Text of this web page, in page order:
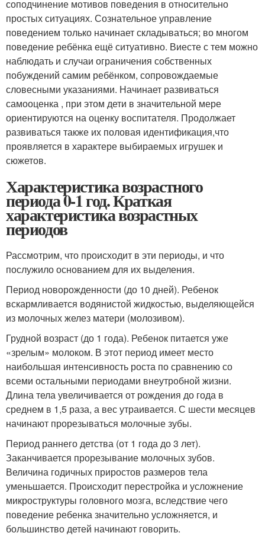
соподчинение мотивов поведения в относительно
простых ситуациях. Сознательное управление
поведением только начинает складываться; во многом
поведение ребёнка ещё ситуативно. Виесте с тем можно
наблюдать и случаи ограничения собственных
побуждений самим ребёнком, сопровождаемые
словесными указаниями. Начинает развиваться
самооценка , при этом дети в значительной мере
ориентируются на оценку воспитателя. Продолжает
развиваться также их половая идентификация,что
проявляется в характере выбираемых игрушек и
сюжетов.
Характеристика возрастного
периода 0-1 год. Краткая
характеристика возрастных
периодов
Рассмотрим, что происходит в эти периоды, и что
послужило основанием для их выделения.
Период новорожденности (до 10 дней). Ребенок
вскармливается водянистой жидкостью, выделяющейся
из молочных желез матери (молозивом).
Грудной возраст (до 1 года). Ребенок питается уже
«зрелым» молоком. В этот период имеет место
наибольшая интенсивность роста по сравнению со
всеми остальными периодами внеутробной жизни.
Длина тела увеличивается от рождения до года в
среднем в 1,5 раза, а вес утраивается. С шести месяцев
начинают прорезываться молочные зубы.
Период раннего детства (от 1 года до 3 лет).
Заканчивается прорезывание молочных зубов.
Величина годичных приростов размеров тела
уменьшается. Происходит перестройка и усложнение
микроструктуры головного мозга, вследствие чего
поведение ребенка значительно усложняется, и
большинство детей начинают говорить.